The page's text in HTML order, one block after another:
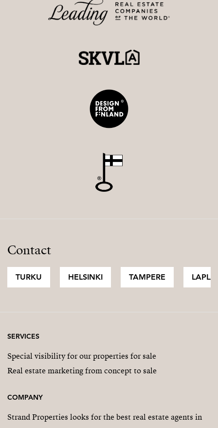
Contact
TURKU HELSINKI TAMPERE
SERVICES
Special visibility for our properties for sale
Real estate marketing from concept to sale
COMPANY
Strand Properties looks for the best real estate agents in